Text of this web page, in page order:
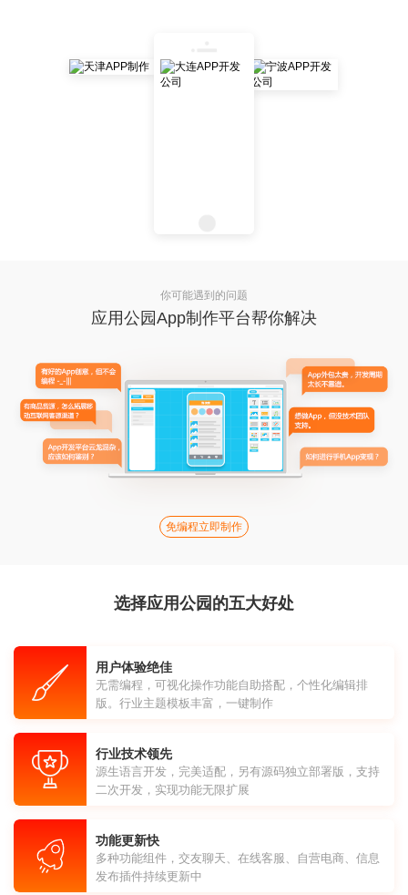
你可能遇到的问题
应用公园App制作平台帮你解决
免编程立即制作
选择应用公园的五大好处
用户体验绝佳
无需编程，可视化操作功能自助搭配，个性化编辑排
版。行业主题模板丰富，一键制作
行业技术领先
源生语言开发，完美适配，另有源码独立部署版，支持
二次开发，实现功能无限扩展
功能更新快
多种功能组件，交友聊天、在线客服、自营电商、信息
发布插件持续更新中